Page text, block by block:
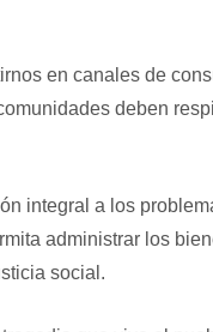
en canales de
deben
integral a los
administrar los
social.